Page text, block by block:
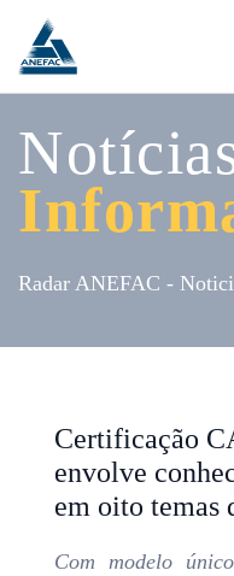
Radar ANEFAC -
Certificação
envolve
em oito temas
Com modelo